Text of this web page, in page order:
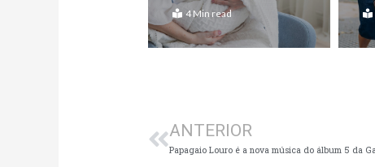
4 Min read
ANTERIOR